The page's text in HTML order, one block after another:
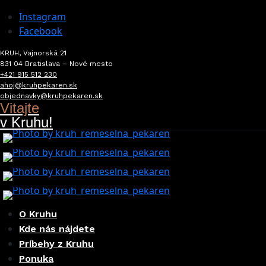
Instagram
Facebook
KRUH, Vajnorská 21
831 04 Bratislava – Nové mesto
+421 915 512 230
ahoj@kruhpekaren.sk
objednavky@kruhpekaren.sk
Vitajte
v Kruhu!
O Kruhu
Kde nás nájdete
Príbehy z Kruhu
Ponuka